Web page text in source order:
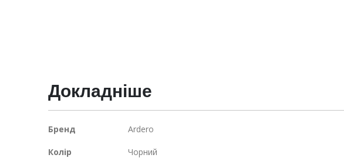
Докладніше
Докладніше
Бренд Ardero
Колір Чорний